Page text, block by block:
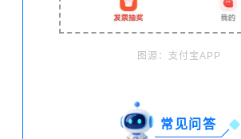
图源：支付宝APP
常见问答